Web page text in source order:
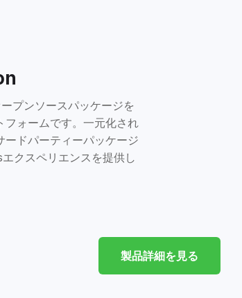
プンソースパッケージを
フォームです。一元化され
ドパーティーパッケージ
クスペリエンスを提供し
製品詳細を見る